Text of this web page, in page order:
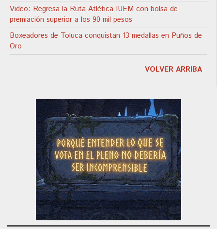
Video: Regresa la Ruta Atlética IUEM con bolsa de
premiación superior a los 90 mil pesos
Boxeadores de Toluca conquistan 13 medallas en Puños de
Oro
VOLVER ARRIBA